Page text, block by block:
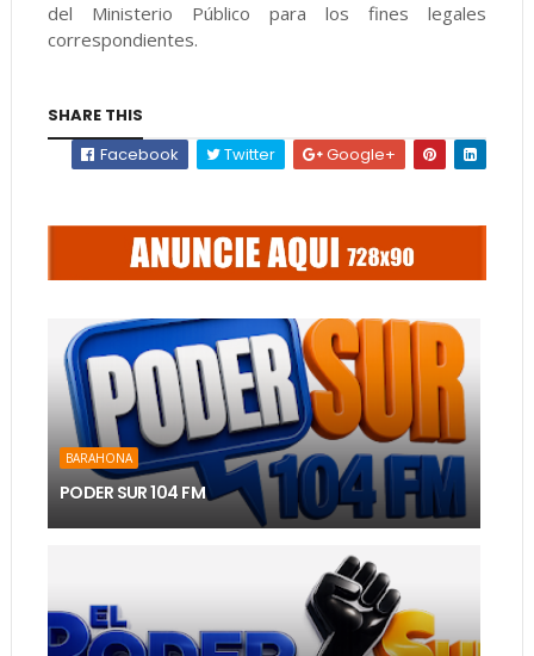
del Ministerio Público para los fines legales
correspondientes.
SHARE THIS
Facebook
Twitter Google+
BARAHONA
PODER SUR 104 FM